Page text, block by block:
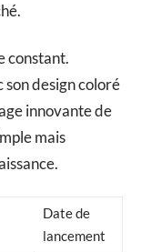
constant.
son design coloré
innovante de
mais
Date de
lancement